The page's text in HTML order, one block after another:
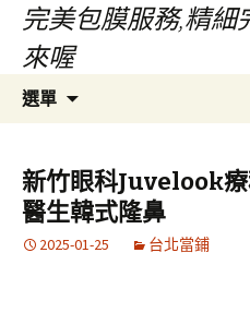
完美包膜服務,精
來喔
選單
容
區
新竹眼科Juvelook
醫生韓式隆鼻
2025-01-25 台北當鋪